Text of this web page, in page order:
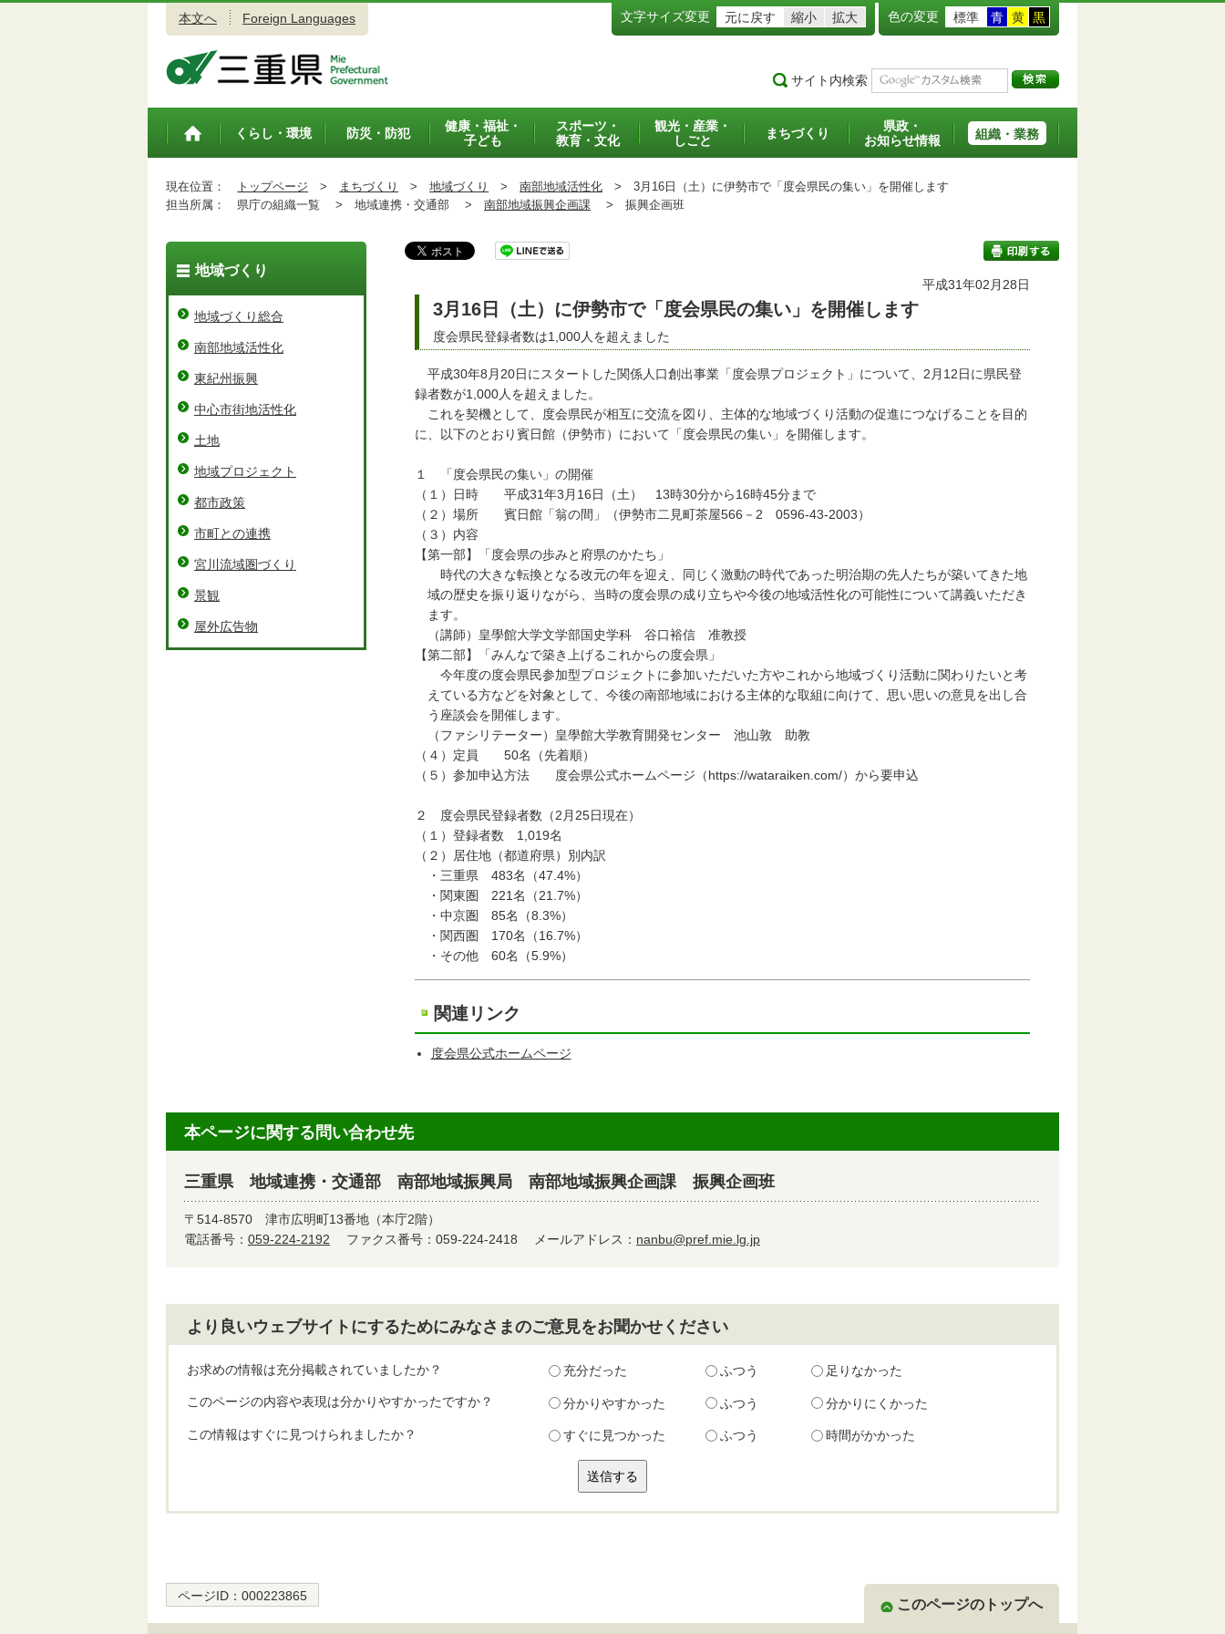
本文へ Foreign Languages 文字サイズ変更 元に戻す 縮小 拡大 色の変更 標準 青 黄 黒
サイト内検索
トップペ
くらし・環境 防災・防犯
健康・福祉・
子ども
スポーツ・
教育・文化
観光・産業・
しごと
まちづくり
県政・
お知らせ情報
組織・業務
現在位置： トップページ > まちづくり > 地域づくり > 南部地域活性化 > 3月16日（土）に伊勢市で「度会県民の集い」を開催します
担当所属：
県庁の組織一覧 > 地域連携・交通部 > 南部地域振興企画課 > 振興企画班
平成31年02月28日
3月16日（土）に伊勢市で「度会県民の集い」を開催します
度会県民登録者数は1,000人を超えました
平成30年8月20日にスタートした関係人口創出事業「度会県プロジェクト」について、2月12日に県民登
録者数が1,000人を超えました。
これを契機として、度会県民が相互に交流を図り、主体的な地域づくり活動の促進につなげることを目的
に、以下のとおり賓日館（伊勢市）において「度会県民の集い」を開催します。
１ 「度会県民の集い」の開催
（１）日時 平成31年3月16日（土） 13時30分から16時45分まで
（２）場所 賓日館「翁の間」（伊勢市二見町茶屋566－2 0596-43-2003）
（３）内容
【第一部】「度会県の歩みと府県のかたち」
時代の大きな転換となる改元の年を迎え、同じく激動の時代であった明治期の先人たちが築いてきた地
域の歴史を振り返りながら、当時の度会県の成り立ちや今後の地域活性化の可能性について講義いただき
ます。
（講師）皇學館大学文学部国史学科 谷口裕信 准教授
【第二部】「みんなで築き上げるこれからの度会県」
今年度の度会県民参加型プロジェクトに参加いただいた方やこれから地域づくり活動に関わりたいと考
えている方などを対象として、今後の南部地域における主体的な取組に向けて、思い思いの意見を出し合
う座談会を開催します。
（ファシリテーター）皇學館大学教育開発センター 池山敦 助教
（４）定員 50名（先着順）
（５）参加申込方法 度会県公式ホームページ（https://wataraiken.com/）から要申込
２ 度会県民登録者数（2月25日現在）
（１）登録者数 1,019名
（２）居住地（都道府県）別内訳
・三重県 483名（47.4%）
・関東圏 221名（21.7%）
・中京圏 85名（8.3%）
・関西圏 170名（16.7%）
・その他 60名（5.9%）
関連リンク
度会県公式ホームページ
地域づくり
地域づくり総合
南部地域活性化
東紀州振興
中心市街地活性化
土地
地域プロジェクト
都市政策
市町との連携
宮川流域圏づくり
景観
屋外広告物
本ページに関する問い合わせ先
三重県 地域連携・交通部 南部地域振興局 南部地域振興企画課 振興企画班
〒514-8570 津市広明町13番地（本庁2階）
電話番号： 059-224-2192 ファクス番号：059-224-2418 メールアドレス： nanbu@pref.mie.lg.jp
より良いウェブサイトにするためにみなさまのご意見をお聞かせください
お求めの情報は充分掲載されていましたか？ 充分だった ふつう 足りなかった
このページの内容や表現は分かりやすかったですか？ 分かりやすかった ふつう 分かりにくかった
この情報はすぐに見つけられましたか？ すぐに見つかった ふつう 時間がかかった
ページID： 000223865
このページのトップへ